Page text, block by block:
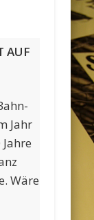
AUF
Jahr
Wäre